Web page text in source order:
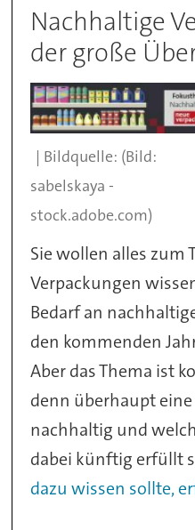
Nachhaltige
der große
(Bild:
sabelskaya -
stock.adobe.com)
Sie wollen alles zum
Verpackungen
Bedarf an
den kommenden
Aber das Thema ist
denn überhaupt
nachhaltig und
dabei künftig erfüllt
dazu wissen sollte,